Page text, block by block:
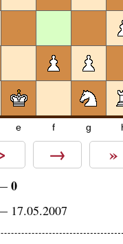
e f g
→ »
0
17.05.2007